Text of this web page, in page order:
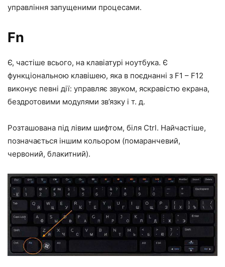
управління запущеними процесами.
Fn
Є, частіше всього, на клавіатурі ноутбука. Є
функціональною клавішею, яка в поєднанні з F1 – F12
виконує певні дії: управляє звуком, яскравістю екрана,
бездротовими модулями зв’язку і т. д.
Розташована під лівим шифтом, біля Ctrl. Найчастіше,
позначається іншим кольором (помаранчевий,
червоний, блакитний).